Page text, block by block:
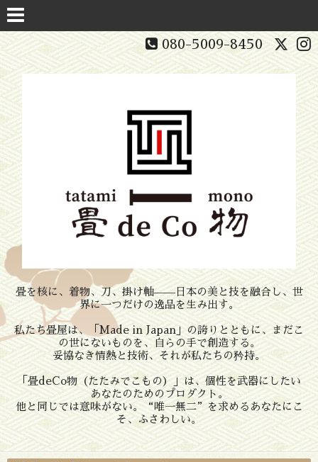
080-5009-8450
畳を核に、着物、刀、掛け軸——日本の美と技を融合し、世
界に一つだけの逸品を生み出す。
私たち畳屋は、「Made in Japan」の誇りとともに、まだこ
の世にないものを、自らの手で創造する。
妥協なき情熱と技術、それが私たちの矜持。
「畳deCo物（たたみでこもの）」は、個性を武器にしたい
あなたのためのプロダクト。
他と同じでは意味がない。“唯一無二”を求めるあなたにこ
そ、ふさわしい。